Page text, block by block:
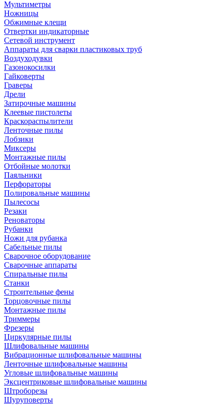
Мультиметры
Ножницы
Обжимные клещи
Отвертки индикаторные
Сетевой инструмент
Аппараты для сварки пластиковых труб
Воздуходувки
Газонокосилки
Гайковерты
Граверы
Дрели
Затирочные машины
Клеевые пистолеты
Краскораспылители
Ленточные пилы
Лобзики
Миксеры
Монтажные пилы
Отбойные молотки
Паяльники
Перфораторы
Полировальные машины
Пылесосы
Резаки
Реноваторы
Рубанки
Ножи для рубанка
Сабельные пилы
Сварочное оборудование
Сварочные аппараты
Спиральные пилы
Станки
Строительные фены
Торцовочные пилы
Монтажные пилы
Триммеры
Фрезеры
Циркулярные пилы
Шлифовальные машины
Вибрационные шлифовальные машины
Ленточные шлифовальные машины
Угловые шлифовальные машины
Эксцентриковые шлифовальные машины
Штроборезы
Шуруповерты